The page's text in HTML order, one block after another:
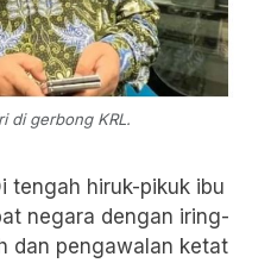
di gerbong KRL.
tengah hiruk-pikuk ibu
negara dengan iring-
dan pengawalan ketat